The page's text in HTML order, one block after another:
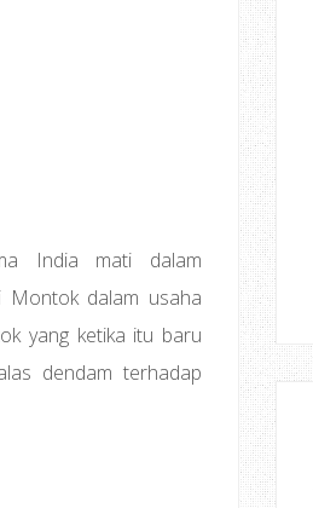
India mati dalam
Montok dalam usaha
yang ketika itu baru
dendam terhadap